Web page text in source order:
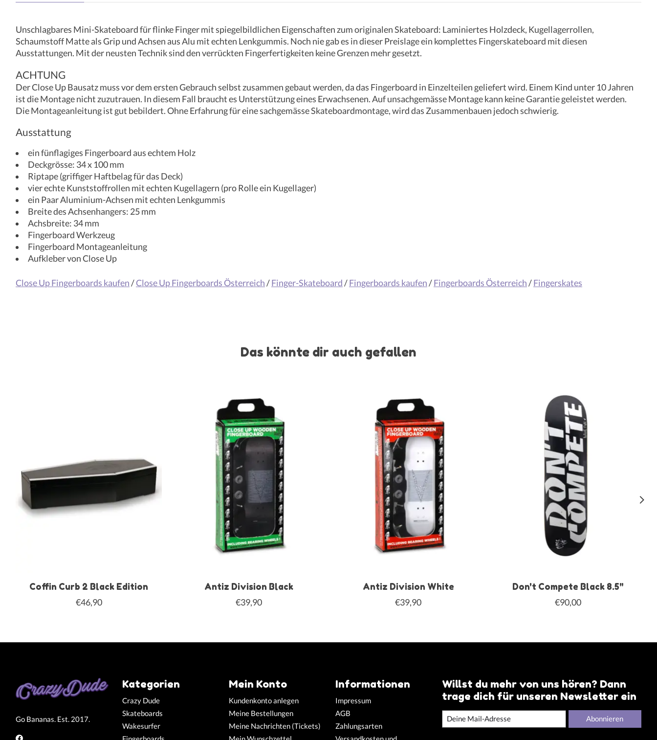
Unschlagbares Mini-Skateboard für flinke Finger mit spiegelbildlichen Eigenschaften zum originalen Skateboard: Laminiertes Holzdeck, Kugellagerrollen,
Schaumstoff Matte als Grip und Achsen aus Alu mit echten Lenkgummis. Noch nie gab es in dieser Preislage ein komplettes Fingerskateboard mit diesen
Ausstattungen. Mit der neusten Technik sind den verrückten Fingerfertigkeiten keine Grenzen mehr gesetzt.
ACHTUNG
Der Close Up Bausatz muss vor dem ersten Gebrauch selbst zusammen gebaut werden, da das Fingerboard in Einzelteilen geliefert wird. Einem Kind unter 10 Jahren
ist die Montage nicht zuzutrauen. In diesem Fall braucht es Unterstützung eines Erwachsenen. Auf unsachgemässe Montage kann keine Garantie geleistet werden.
Die Montageanleitung ist gut bebildert. Ohne Erfahrung für eine sachgemässe Skateboardmontage, wird das Zusammenbauen jedoch schwierig.
Ausstattung
ein fünflagiges Fingerboard aus echtem Holz
Deckgrösse: 34 x 100 mm
Riptape (griffiger Haftbelag für das Deck)
vier echte Kunststoffrollen mit echten Kugellagern (pro Rolle ein Kugellager)
ein Paar Aluminium-Achsen mit echten Lenkgummis
Breite des Achsenhangers: 25 mm
Achsbreite: 34 mm
Fingerboard Werkzeug
Fingerboard Montageanleitung
Aufkleber von Close Up
Close Up Fingerboards kaufen/Close Up Fingerboards Österreich/Finger-Skateboard/Fingerboards kaufen/Fingerboards Österreich/Fingerskates
Das könnte dir auch gefallen
Coffin Curb 2 Black Edition
€46,90
Antiz Division Black
€39,90
Antiz Division White
€39,90
Don't Compete Black 8.5"
€90,00
Go Bananas. Est. 2017.
Kategorien
Crazy Dude
Skateboards
Wakesurfer
Mein Konto
Kundenkonto anlegen
Meine Bestellungen
Meine Nachrichten (Tickets)
Informationen
Impressum
AGB
Zahlungsarten
Willst du mehr von uns hören? Dann
trage dich für unseren Newsletter ein
Abonnieren